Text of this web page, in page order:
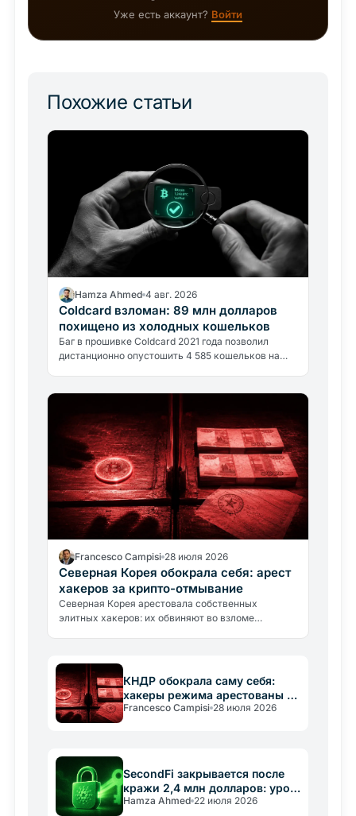
Уже есть аккаунт? Войти
Похожие статьи
Hamza Ahmed 4 авг. 2026
Coldcard взломан: 89 млн долларов
похищено из холодных кошельков
Баг в прошивке Coldcard 2021 года позволил
дистанционно опустошить 4 585 кошельков на
Francesco Campisi 28 июля 2026
Северная Корея обокрала себя: арест
хакеров за крипто-отмывание
Северная Корея арестовала собственных
элитных хакеров: их обвиняют во взломе
КНДР обокрала саму себя:
хакеры режима арестованы за
крипторецикляж
Francesco Campisi 28 июля 2026
SecondFi закрывается после
кражи 2,4 млн долларов: урок
для всех
Hamza Ahmed 22 июля 2026